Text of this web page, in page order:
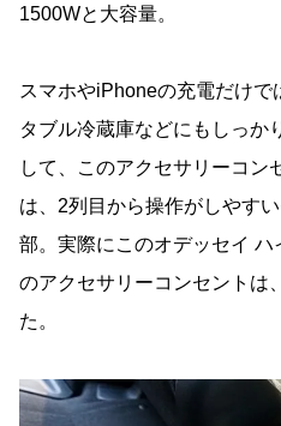
1500Wと大容量。
スマホやiPhoneの充電だけ
タブル冷蔵庫などにもしっか
して、このアクセサリーコン
は、2列目から操作がしやす
部。実際にこのオデッセイ
のアクセサリーコンセントは
た。